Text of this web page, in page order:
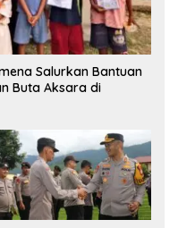
Salurkan Bantuan
Buta Aksara di